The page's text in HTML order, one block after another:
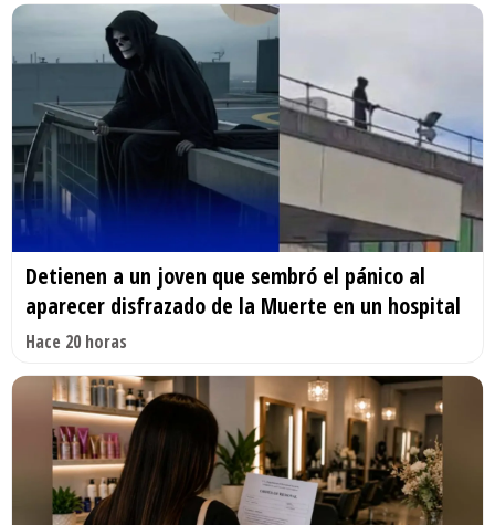
Detienen a un joven que sembró el pánico al
aparecer disfrazado de la Muerte en un hospital
Hace 20 horas